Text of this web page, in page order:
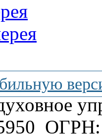
ОГРН: